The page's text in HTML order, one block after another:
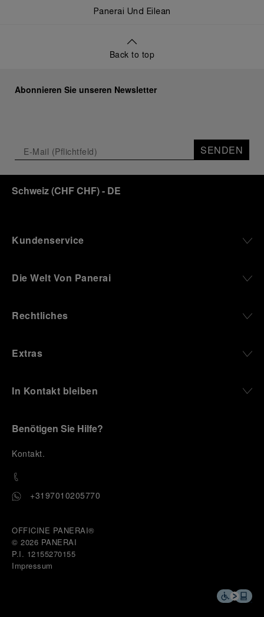
Panerai Und Eilean
Back to top
Abonnieren Sie unseren Newsletter
SENDEN
Schweiz(CHF CHF)- DE
Kundenservice
Die Welt Von Panerai
Rechtliches
Extras
In Kontakt bleiben
Benötigen Sie Hilfe?
Kontakt.
+3197010205770
OFFICINE PANERAI®
© 2026 PANERAI
P.I. 12155270155
Impressum
erwähnten Cookies zu geben.
akzeptieren“, um Ihr Einverständnis zu
geben, dass nur technische Cookies